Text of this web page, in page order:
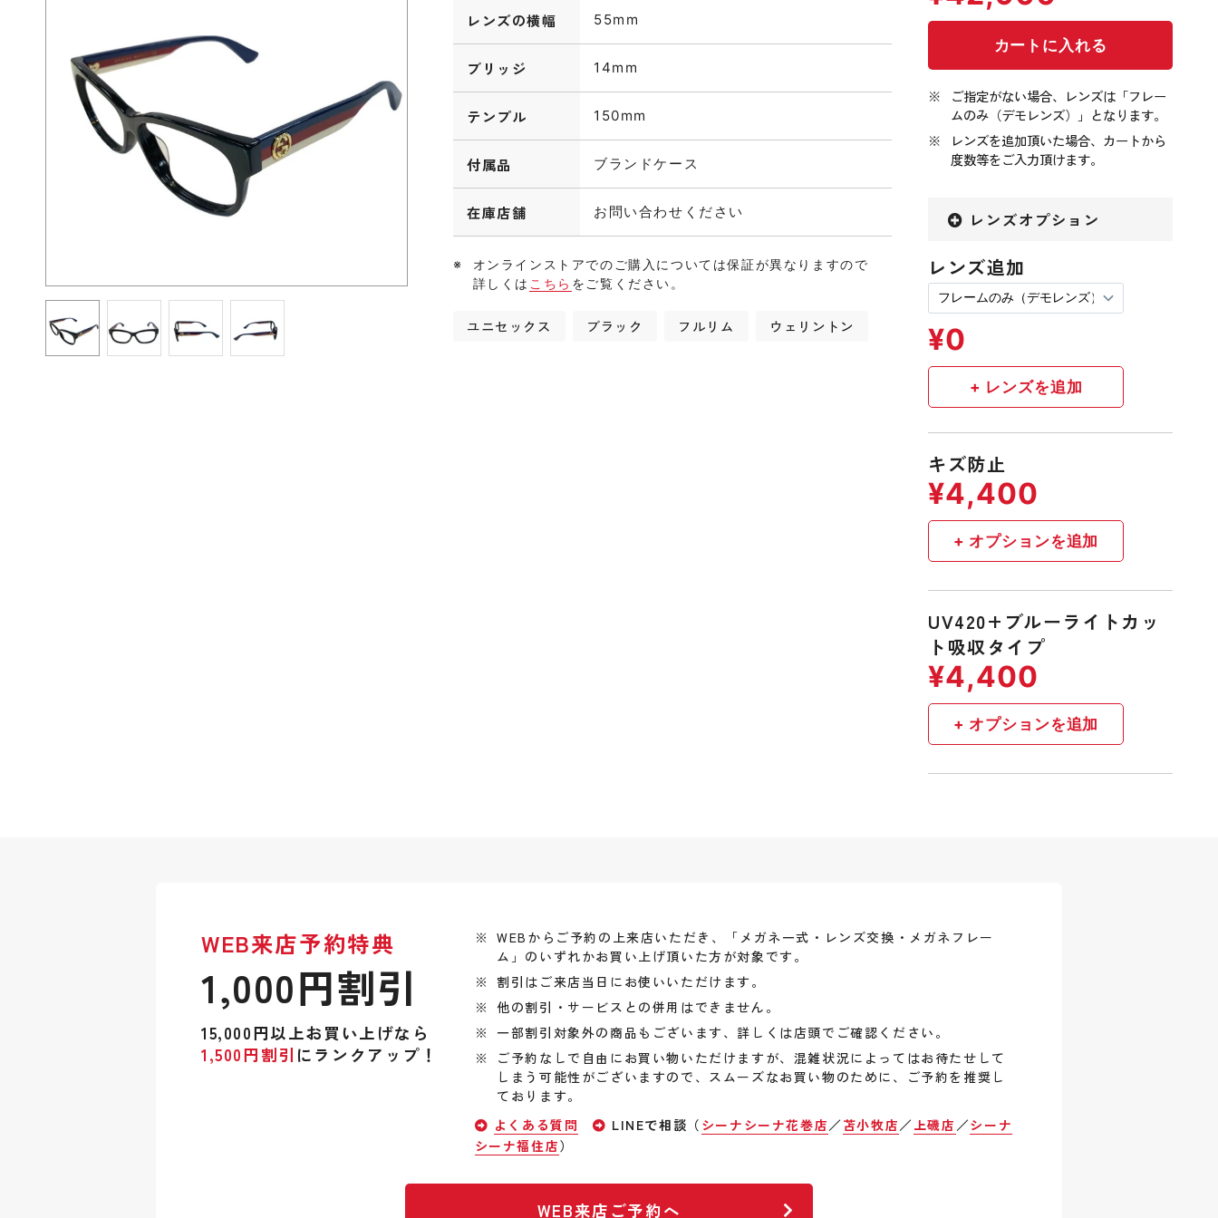
ご指定がない場合、レンズは「フレー
ムのみ（デモレンズ）」となります。
レンズを追加頂いた場合、カートから
度数等をご入力頂けます。
レンズオプション
レンズ追加
キズ防止
UV420+ブルーライトカッ
ト吸収タイプ
レンズの横幅 55mm
ブリッジ 14mm
テンプル 150mm
付属品 ブランドケース
在庫店舗 お問い合わせください
オンラインストアでのご購入については保証が異なりますので
詳しくは こちら をご覧ください。
ユニセックス ブラック フルリム ウェリントン
WEB来店予約特典
1,000円割引
15,000円以上お買い上げなら
1,500円割引 にランクアップ！
WEBからご予約の上来店いただき、「メガネ一式・レンズ交換・メガネフレー
ム」のいずれかお買い上げ頂いた方が対象です。
割引はご来店当日にお使いいただけます。
他の割引・サービスとの併用はできません。
一部割引対象外の商品もございます、詳しくは店頭でご確認ください。
ご予約なしで自由にお買い物いただけますが、混雑状況によってはお待たせして
しまう可能性がございますので、スムーズなお買い物のために、ご予約を推奨し
ております。
よくある質問
LINEで相談（ シーナシーナ花巻店／ 苫小牧店／ 上磯店 ／シーナ
シーナ福住店）
WEB来店ご予約へ